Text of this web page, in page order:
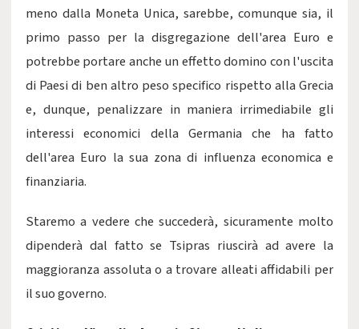
meno dalla Moneta Unica, sarebbe, comunque sia, il
primo passo per la disgregazione dell'area Euro e
potrebbe portare anche un effetto domino con l'uscita
di Paesi di ben altro peso specifico rispetto alla Grecia
e, dunque, penalizzare in maniera irrimediabile gli
interessi economici della Germania che ha fatto
dell'area Euro la sua zona di influenza economica e
finanziaria.
Staremo a vedere che succederà, sicuramente molto
dipenderà dal fatto se Tsipras riuscirà ad avere la
maggioranza assoluta o a trovare alleati affidabili per
il suo governo.